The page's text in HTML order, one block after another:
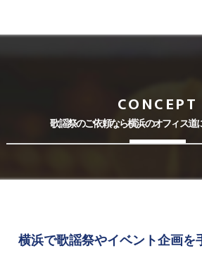
歌謡祭のご依頼なら横浜のオフィス道
CONCEPT
横浜で歌謡祭やイベント企画を